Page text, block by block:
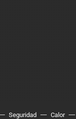
Seguridad Calor